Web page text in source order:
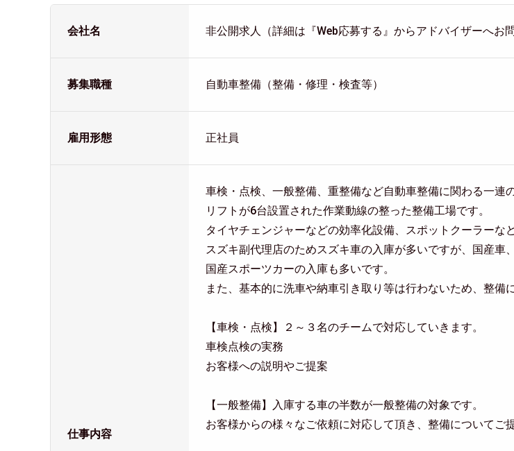
会社名 非公開求人（詳細は『Web応募する』からアドバイザーへお
募集職種 自動車整備（整備・修理・検査等）
雇用形態 正社員
仕事内容
車検・点検、一般整備、重整備など自動車整備に関わる一連
リフトが6台設置された作業動線の整った整備工場です。
タイヤチェンジャーなどの効率化設備、スポットクーラーな
スズキ副代理店のためスズキ車の入庫が多いですが、国産車
国産スポーツカーの入庫も多いです。
また、基本的に洗車や納車引き取り等は行わないため、整備
【車検・点検】２～３名のチームで対応していきます。
車検点検の実務
お客様への説明やご提案
【一般整備】入庫する車の半数が一般整備の対象です。
お客様からの様々なご依頼に対応して頂き、整備についてご